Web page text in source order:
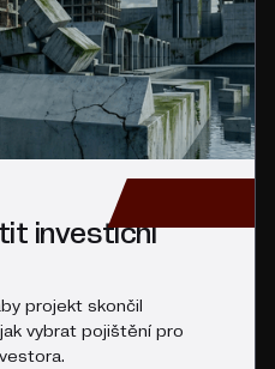
investiční
projekt skončil
vybrat pojištění pro